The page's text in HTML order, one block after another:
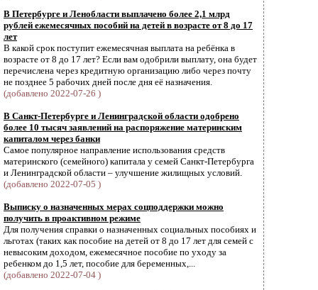
В Петербурге и Ленобласти выплачено более 2,1 млрд
рублей ежемесячных пособий на детей в возрасте от 8 до 17
лет
В какой срок поступит ежемесячная выплата на ребёнка в
возрасте от 8 до 17 лет? Если вам одобрили выплату, она будет
перечислена через кредитную организацию либо через почту
не позднее 5 рабочих дней после дня её назначения.
(добавлено 2022-07-26 )
В Санкт-Петербурге и Ленинградской области одобрено
более 10 тысяч заявлений на распоряжение материнским
капиталом через банки
Самое популярное направление использования средств
материнского (семейного) капитала у семей Санкт-Петербурга
и Ленинградской области – улучшение жилищных условий.
(добавлено 2022-07-05 )
Выписку о назначенных мерах соцподдержки можно
получить в проактивном режиме
Для получения справки о назначенных социальных пособиях и
льготах (таких как пособие на детей от 8 до 17 лет для семей с
невысоким доходом, ежемесячное пособие по уходу за
ребенком до 1,5 лет, пособие для беременных,...
(добавлено 2022-07-04 )